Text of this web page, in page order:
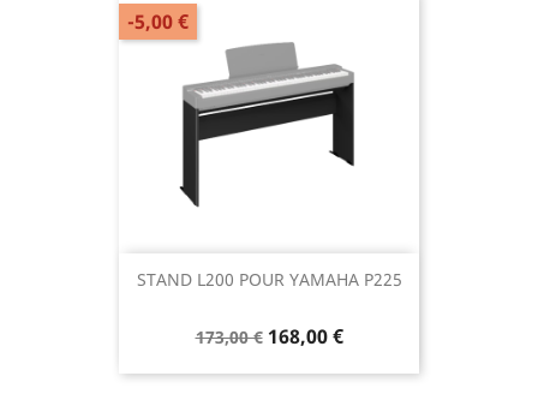
STAND L200 POUR YAMAHA P225
173,00 € 168,00 €
-5,00 €